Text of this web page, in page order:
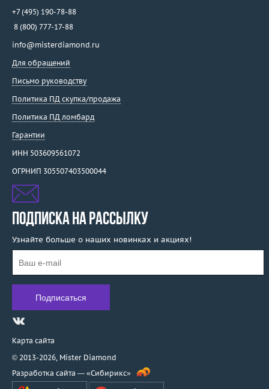
+7 (495) 190-78-88
8 (800) 777-17-88
info@misterdiamond.ru
Для обращений
Письмо руководству
Политика ПД скупка/продажа
Политика ПД ломбард
Гарантии
ИНН 503609561072
ОГРНИП 305507403500044
ПОДПИСКА НА РАССЫЛКУ
Узнайте больше о наших новинках и акциях!
Карта сайта
© 2013-2026, Mister Diamond
Разработка сайта — «Сибирикс»